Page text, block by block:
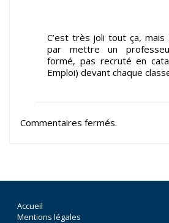
C’est très joli tout ça, mais
par mettre un
formé, pas recruté en
Emploi) devant chaque
Commentaires fermés.
Accueil
Mentions légales